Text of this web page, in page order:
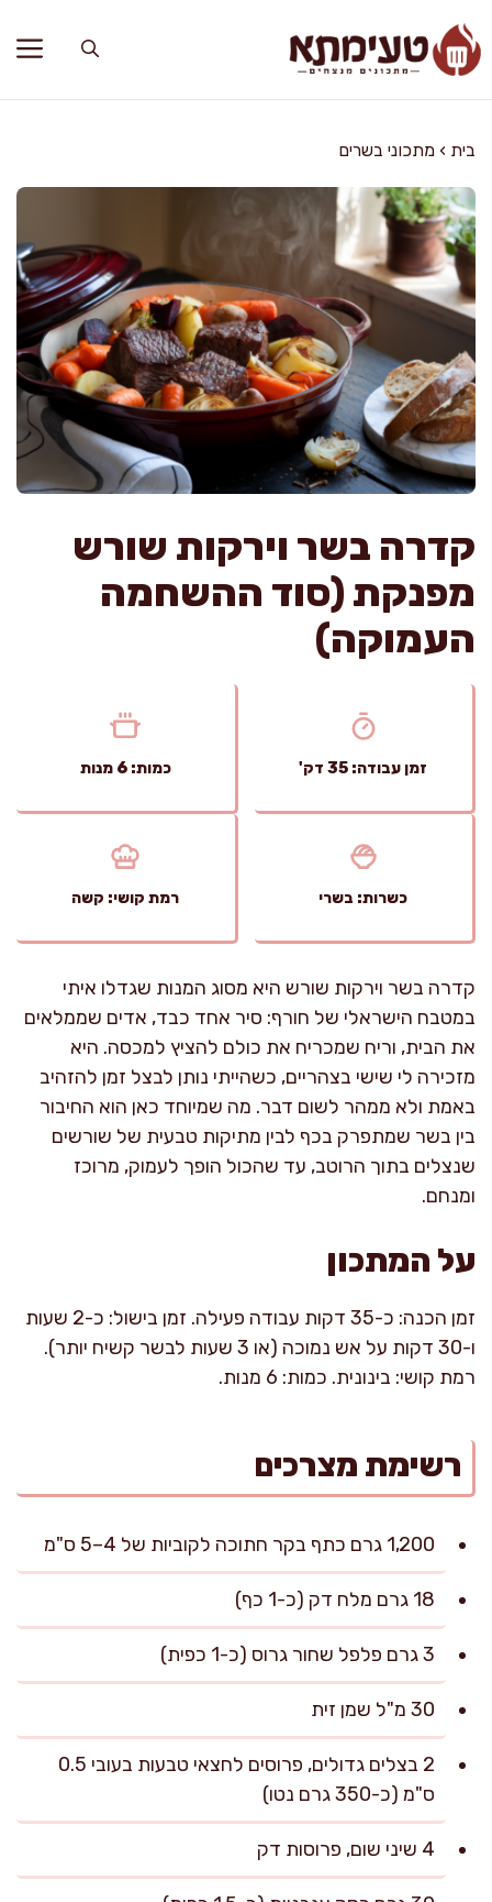
לתוכן
בית › מתכוני בשרים
קדרה בשר וירקות שורש
מפנקת (סוד ההשחמה
העמוקה)
זמן עבודה: 35 דק' כמות: 6 מנות
כשרות: בשרי רמת קושי: קשה
קדרה בשר וירקות שורש היא מסוג המנות שגדלו איתי
במטבח הישראלי של חורף: סיר אחד כבד, אדים שממלאים
את הבית, וריח שמכריח את כולם להציץ למכסה. היא
מזכירה לי שישי בצהריים, כשהייתי נותן לבצל זמן להזהיב
באמת ולא ממהר לשום דבר. מה שמיוחד כאן הוא החיבור
בין בשר שמתפרק בכף לבין מתיקות טבעית של שורשים
שנצלים בתוך הרוטב, עד שהכול הופך לעמוק, מרוכז
ומנחם.
על המתכון
זמן הכנה: כ-35 דקות עבודה פעילה. זמן בישול: כ-2 שעות
ו-30 דקות על אש נמוכה (או 3 שעות לבשר קשיח יותר).
רמת קושי: בינונית. כמות: 6 מנות.
רשימת מצרכים
1,200 גרם כתף בקר חתוכה לקוביות של 4–5 ס"מ
18 גרם מלח דק (כ-1 כף)
3 גרם פלפל שחור גרוס (כ-1 כפית)
30 מ"ל שמן זית
2 בצלים גדולים, פרוסים לחצאי טבעות בעובי 0.5
ס"מ (כ-350 גרם נטו)
4 שיני שום, פרוסות דק